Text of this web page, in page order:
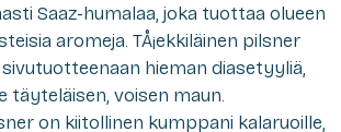
Saaz-humalaa, joka tuottaa olueen
aromeja. TÅ¡ekkiläinen pilsner
hieman diasetyyliä,
täyteläisen, voisen maun.
on kiitollinen kumppani kalaruoille,